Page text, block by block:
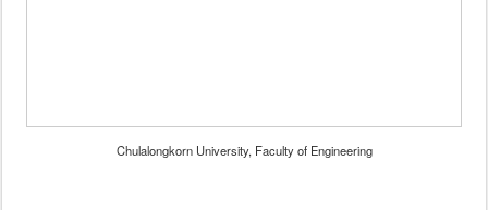
Chulalongkorn University, Faculty of Engineering